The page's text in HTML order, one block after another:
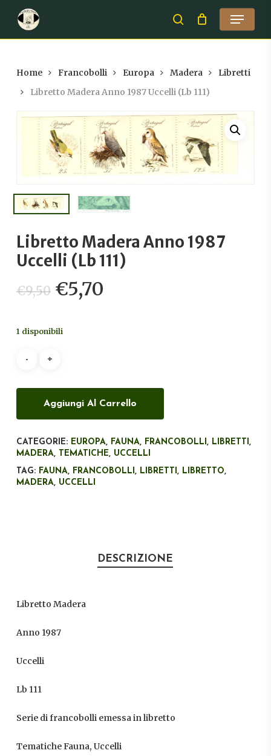
main
search
Menu
Home Francobolli Europa Madera
Libretti
Libretto Madera Anno 1987 Uccelli (Lb 111)
Libretto Madera Anno 1987
Uccelli (Lb 111)
€9,50 Il
prezzo
originale
€5,70
1 disponibili
Aggiungi Al Carrello
CATEGORIE: EUROPA, FAUNA, FRANCOBOLLI, LIBRETTI,
MADERA, TEMATICHE, UCCELLI
TAG: FAUNA, FRANCOBOLLI, LIBRETTI, LIBRETTO,
MADERA, UCCELLI
DESCRIZIONE
Libretto Madera
Anno 1987
Uccelli
Lb 111
Serie di francobolli emessa in libretto
Tematiche Fauna, Uccelli
Close